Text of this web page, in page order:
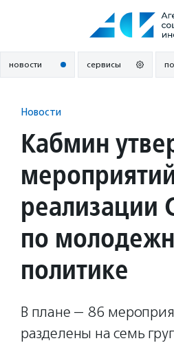
новости сервисы
Новости
Кабмин
реализации
по
политике
В плане — 86
разделены на семь